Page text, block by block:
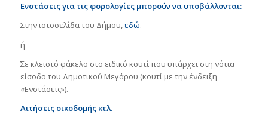
Ενστάσεις για τις φορολογίες μπορούν να υποβάλλονται:
Στην ιστοσελίδα του Δήμου, εδώ.
ή
Σε κλειστό φάκελο στο ειδικό κουτί που υπάρχει στη νότια
είσοδο του Δημοτικού Μεγάρου (κουτί με την ένδειξη
«Ενστάσεις»).
Αιτήσεις οικοδομής κτλ.